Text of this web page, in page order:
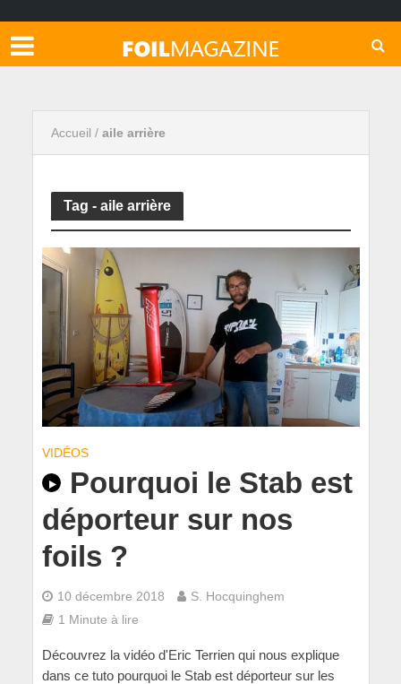
Accueil / aile arrière
Tag - aile arrière
VIDÉOS
Pourquoi le Stab est
déporteur sur nos
foils ?
10 décembre 2018
S. Hocquinghem
1 Minute à lire
Découvrez la vidéo d'Eric Terrien qui nous explique
dans ce tuto pourquoi le Stab est déporteur sur les